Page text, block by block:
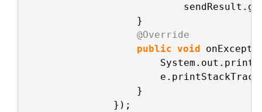
}
@Override
public void
}
});